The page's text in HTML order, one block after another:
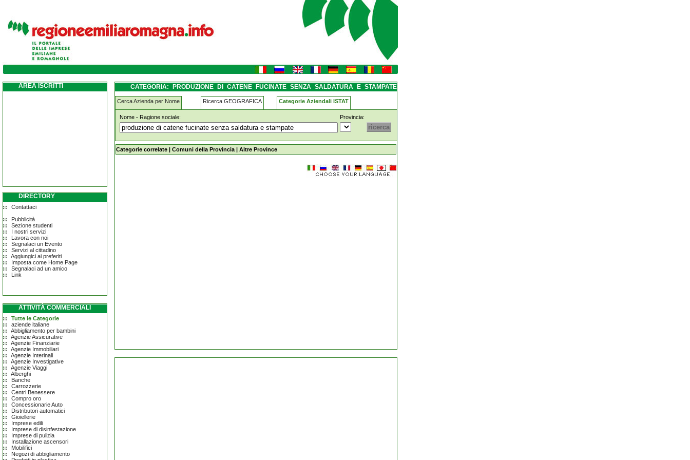
produzione-di-catene-fucinate-senza-saldatura-e-stampate lagosanto
AREA ISCRITTI
DIRECTORY
Contattaci
Pubblicità
Sezione studenti
I nostri servizi
Lavora con noi
Segnalaci un Evento
Servizi al cittadino
Aggiungici ai preferiti
Imposta come Home Page
Segnalaci ad un amico
Link
ATTIVITÀ COMMERCIALI
Tutte le Categorie
aziende italiane
Abbigliamento per bambini
Agenzie Assicurative
Agenzie Finanziarie
Agenzie Immobiliari
Agenzie Interinali
Agenzie Investigative
Agenzie Viaggi
Alberghi
Banche
Carrozzerie
Centri Benessere
Compro oro
Concessionarie Auto
Distributori automatici
Gioiellerie
Imprese edili
Imprese di disinfestazione
Imprese di pulizia
Installazione ascensori
Mobilifici
Negozi di abbigliamento
CATEGORIA: PRODUZIONE DI CATENE FUCINATE SENZA SALDATURA E STAMPATE
LAGOSANTO
Cerca Azienda per Nome Ricerca GEOGRAFICA Categorie Aziendali ISTAT
Nome - Ragione sociale: Provincia:
produzione-di-catene-fucinate-senza-saldatura-e-stampate lagosanto
Categorie correlate | Comuni della Provincia | Altre Province